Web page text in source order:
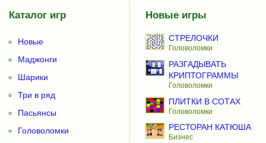
Каталог игр
Новые
Маджонги
Шарики
Три в ряд
Пасьянсы
Головоломки
Новые игры
СТРЕЛОЧКИ
Головоломки
РАЗГАДЫВАТЬ
КРИПТОГРАММЫ
Головоломки
ПЛИТКИ В СОТАХ
Головоломки
РЕСТОРАН КАТЮША
Бизнес